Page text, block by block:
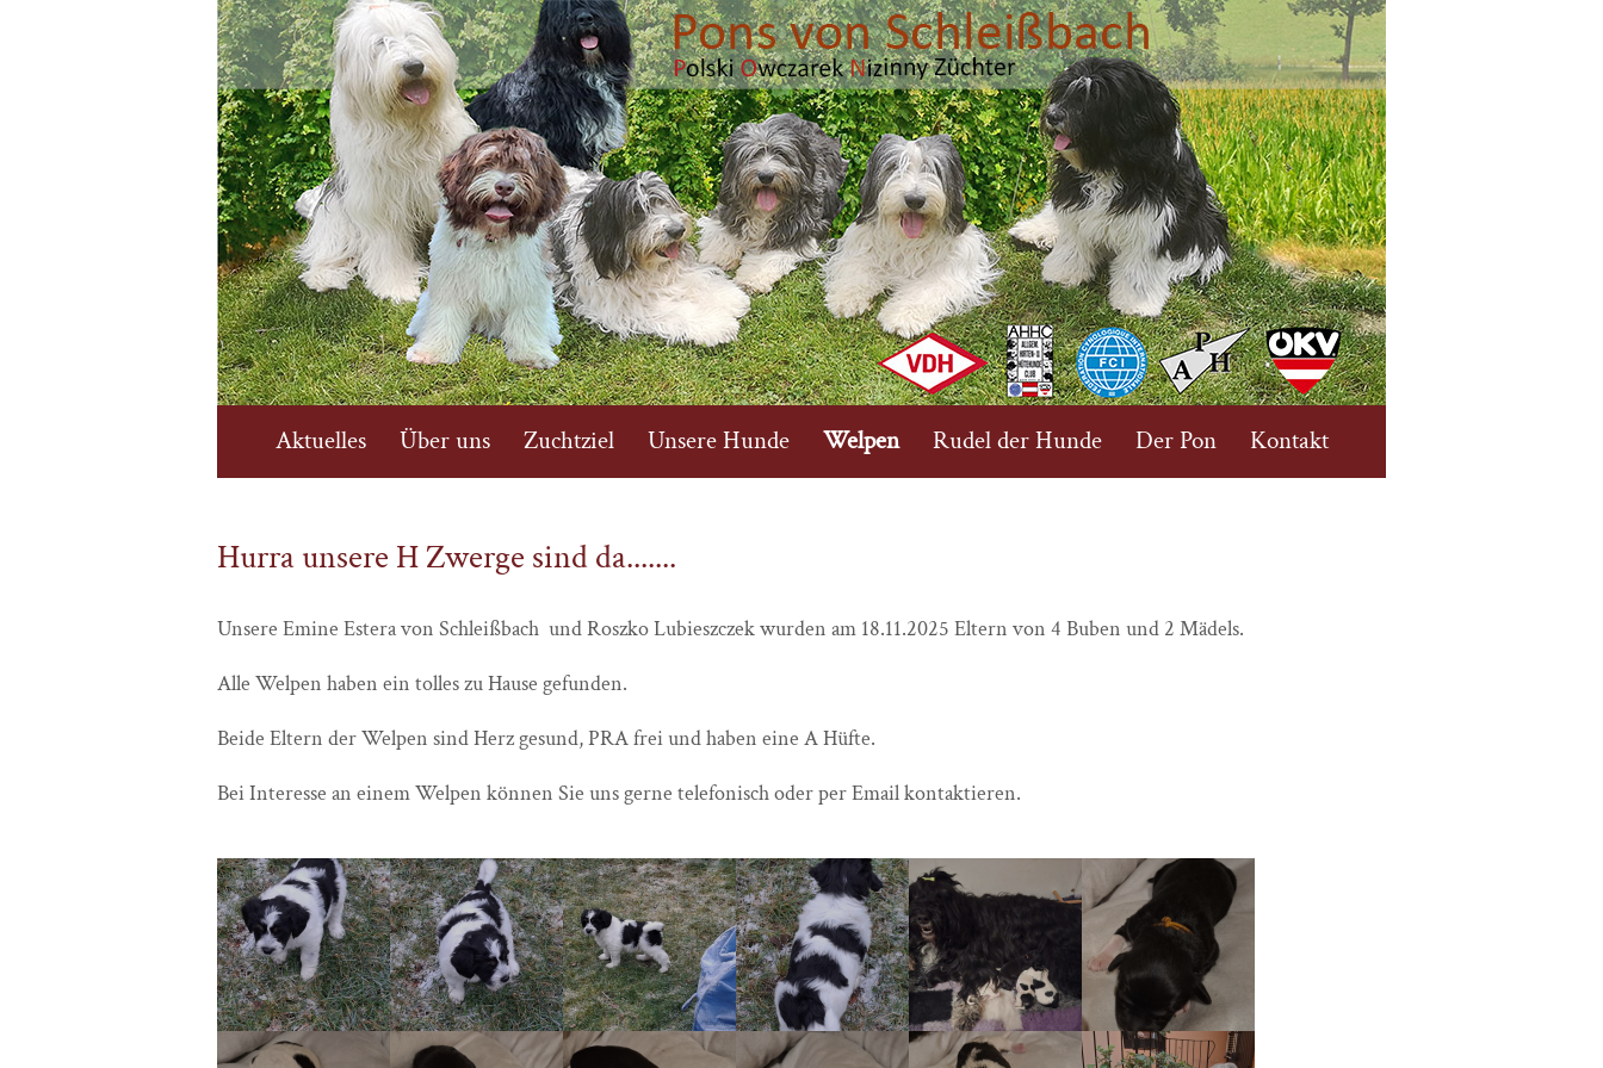
Aktuelles Über uns Zuchtziel Unsere Hunde Welpen Rudel der Hunde Der Pon Kontakt
Hurra unsere H Zwerge sind da.......
Unsere Emine Estera von Schleißbach und Roszko Lubieszczek wurden am 18.11.2025 Eltern von 4 Buben und 2 Mädels.
Alle Welpen haben ein tolles zu Hause gefunden.
Beide Eltern der Welpen sind Herz gesund, PRA frei und haben eine A Hüfte.
Bei Interesse an einem Welpen können Sie uns gerne telefonisch oder per Email kontaktieren.